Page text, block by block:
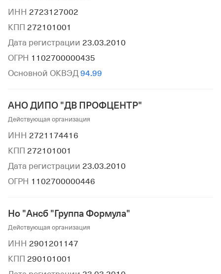
ИНН 2723127002
КПП 272101001
Дата регистрации 23.03.2010
ОГРН 1102700000435
Основной ОКВЭД 94.99
АНО ДИПО "ДВ ПРОФЦЕНТР"
Действующая организация
ИНН 2721174416
КПП 272101001
Дата регистрации 23.03.2010
ОГРН 1102700000446
Но "Ансб "Группа Формула"
Действующая организация
ИНН 2901201147
КПП 290101001